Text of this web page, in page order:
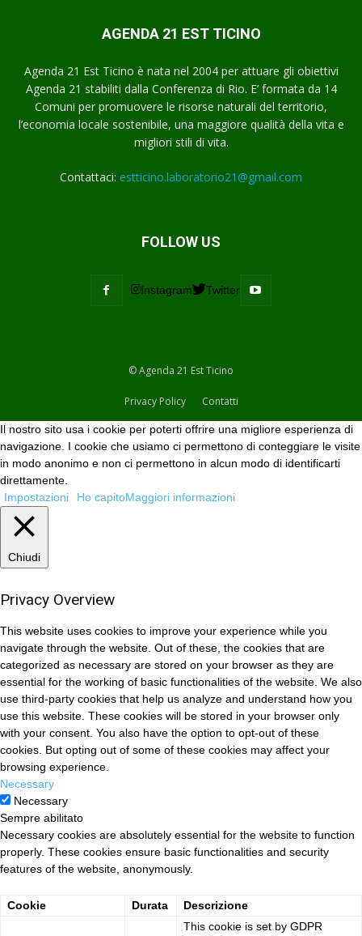
AGENDA 21 EST TICINO
Agenda 21 Est Ticino è nata nel 2004 per attuare gli obiettivi
Agenda 21 stabiliti dalla Conferenza di Rio. E’ formata da 14
Comuni per promuovere le risorse naturali del territorio,
l’economia locale sostenibile, una maggiore qualità della vita e
migliori stili di vita.
Contattaci: estticino.laboratorio21@gmail.com
FOLLOW US
Instagram Twitter
© Agenda 21 Est Ticino
Privacy Policy Contatti
Il nostro sito usa i cookie per poterti offrire una migliore esperienza di
navigazione. I cookie che usiamo ci permettono di conteggiare le visite
in modo anonimo e non ci permettono in alcun modo di identificarti
direttamente.
Impostazioni
Ho capitoMaggiori informazioni
Chiudi
Privacy Overview
This website uses cookies to improve your experience while you
navigate through the website. Out of these, the cookies that are
categorized as necessary are stored on your browser as they are
essential for the working of basic functionalities of the website. We also
use third-party cookies that help us analyze and understand how you
use this website. These cookies will be stored in your browser only
with your consent. You also have the option to opt-out of these
cookies. But opting out of some of these cookies may affect your
browsing experience.
Necessary
Necessary
Sempre abilitato
Necessary cookies are absolutely essential for the website to function
properly. These cookies ensure basic functionalities and security
features of the website, anonymously.
Cookie Durata Descrizione
This cookie is set by GDPR